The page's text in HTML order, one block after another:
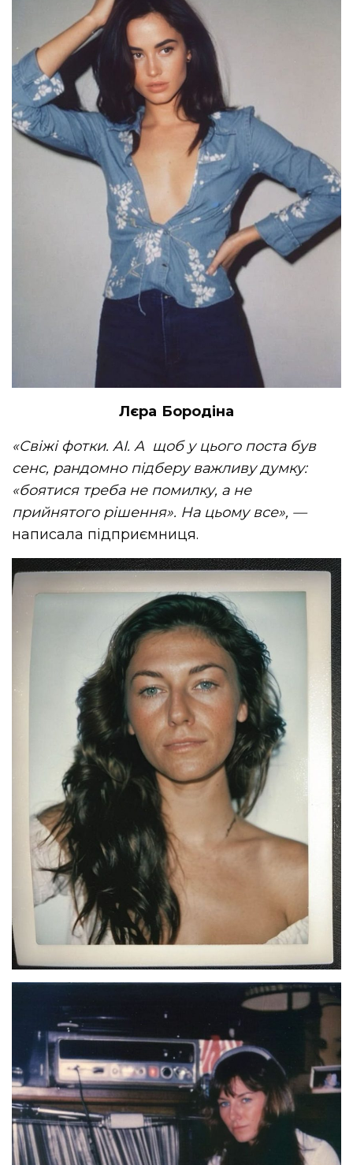
Лєра Бородіна
«Свіжі фотки. AI. А щоб у цього поста був
сенс, рандомно підберу важливу думку:
«боятися треба не помилку, а не
прийнятого рішення». На цьому все», —
написала підприємниця.